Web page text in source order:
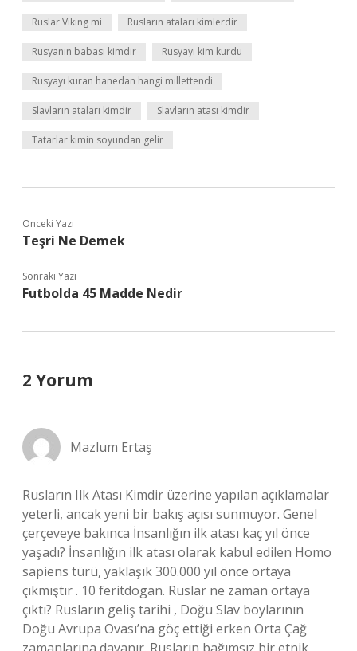
Ruslar Viking mi Rusların ataları kimlerdir
Rusyanın babası kimdir Rusyayı kim kurdu
Rusyayı kuran hanedan hangi millettendi
Slavların ataları kimdir Slavların atası kimdir
Tatarlar kimin soyundan gelir
Önceki Yazı
Teşri Ne Demek
Sonraki Yazı
Futbolda 45 Madde Nedir
2 Yorum
Mazlum Ertaş
Rusların Ilk Atası Kimdir üzerine yapılan açıklamalar
yeterli, ancak yeni bir bakış açısı sunmuyor. Genel
çerçeveye bakınca İnsanlığın ilk atası kaç yıl önce
yaşadı? İnsanlığın ilk atası olarak kabul edilen Homo
sapiens türü, yaklaşık 300.000 yıl önce ortaya
çıkmıştır . 10 feritdogan. Ruslar ne zaman ortaya
çıktı? Rusların geliş tarihi , Doğu Slav boylarının
Doğu Avrupa Ovası’na göç ettiği erken Orta Çağ